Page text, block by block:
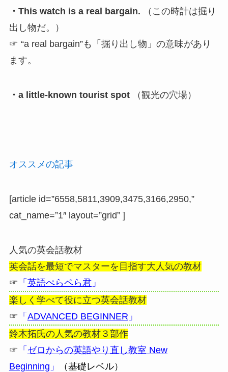
・This watch is a real bargain. （この時計は掘り
出し物だ。）
☞ “a real bargain”も「掘り出し物」の意味があり
ます。
・a little-known tourist spot（観光の穴場）
オススメの記事
[article id=”6558,5811,3909,3475,3166,2950,”
cat_name=”1″ layout=”grid” ]
人気の英会話教材
英会話を最短でマスターを目指す大人気の教材
☞ 「 英語ぺらペら君」
楽しく学べて役に立つ英会話教材
☞ 「 ADVANCED BEGINNER 」
鈴木拓氏の人気の教材３部作
☞ 「 ゼロからの英語やり直し教室 New
Beginning 」
（基礎レベル）